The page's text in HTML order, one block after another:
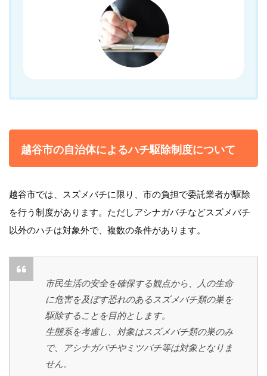
越谷市の自治体によるハチ駆除制度について
越谷市では、スズメバチに限り、市の負担で委託業者が駆除
を行う制度があります。ただしアシナガバチなどスズメバチ
以外のハチは対象外で、複数の条件があります。
市民生活の安全を確保する観点から、人の生命
に危害を及ぼす恐れのあるスズメバチ類の巣を
駆除することを目的とします。
生態系を考慮し、対象はスズメバチ類の巣のみ
で、アシナガバチやミツバチ等は対象となりま
せん。